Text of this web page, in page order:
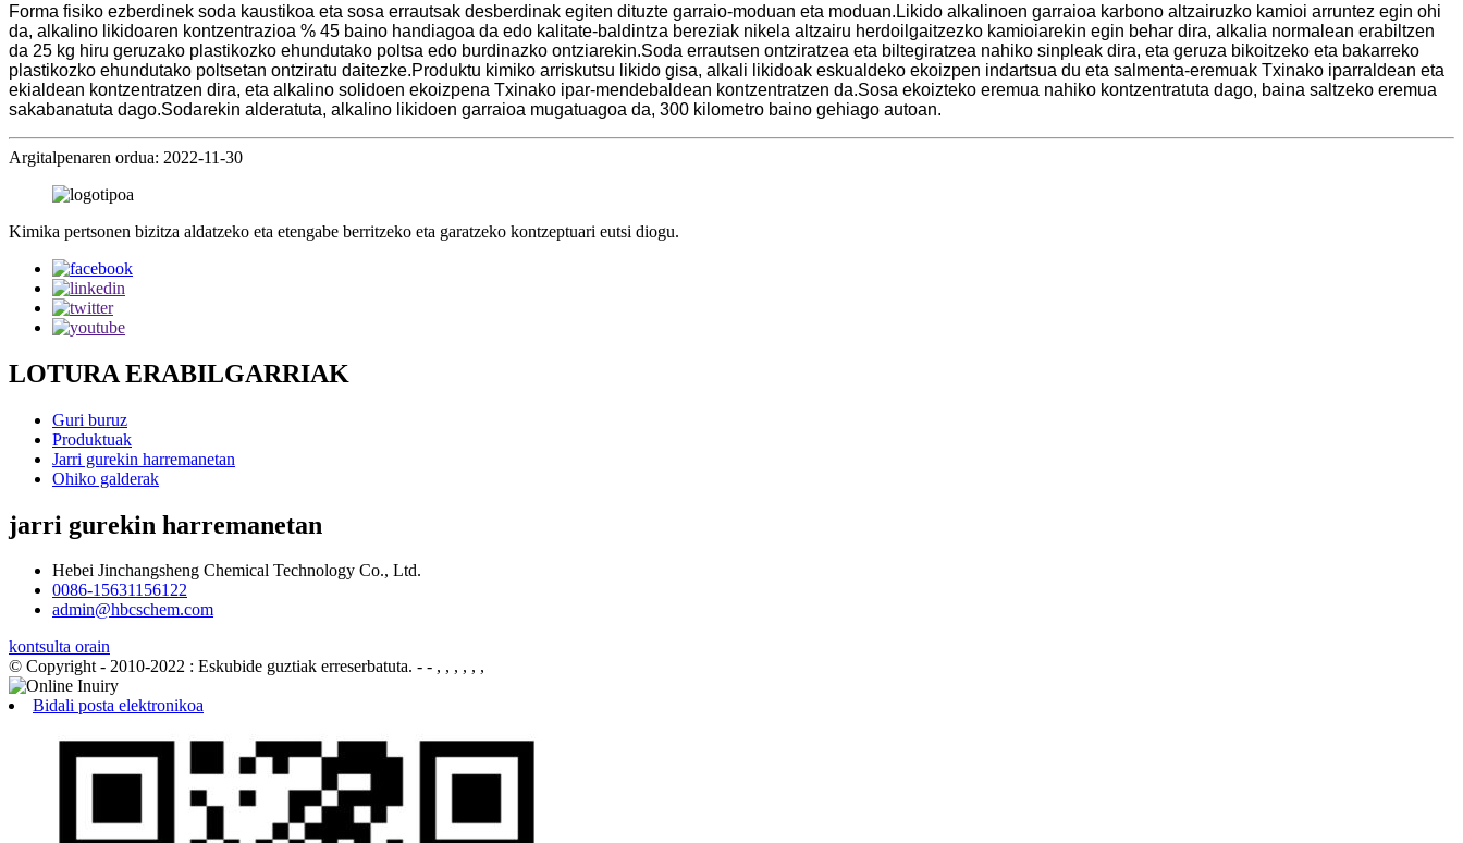
Forma fisiko ezberdinek soda kaustikoa eta sosa errautsak desberdinak egiten dituzte garraio-moduan eta moduan.Likido alkalinoen garraioa karbono altzairuzko kamioi arruntez egin ohi
da, alkalino likidoaren kontzentrazioa % 45 baino handiagoa da edo kalitate-baldintza bereziak nikela altzairu herdoilgaitzezko kamioiarekin egin behar dira, alkalia normalean erabiltzen
da 25 kg hiru geruzako plastikozko ehundutako poltsa edo burdinazko ontziarekin.Soda errautsen ontziratzea eta biltegiratzea nahiko sinpleak dira, eta geruza bikoitzeko eta bakarreko
plastikozko ehundutako poltsetan ontziratu daitezke.Produktu kimiko arriskutsu likido gisa, alkali likidoak eskualdeko ekoizpen indartsua du eta salmenta-eremuak Txinako iparraldean eta
ekialdean kontzentratzen dira, eta alkalino solidoen ekoizpena Txinako ipar-mendebaldean kontzentratzen da.Sosa ekoizteko eremua nahiko kontzentratuta dago, baina saltzeko eremua
sakabanatuta dago.Sodarekin alderatuta, alkalino likidoen garraioa mugatuagoa da, 300 kilometro baino gehiago autoan.
Argitalpenaren ordua: 2022-11-30
Kimika pertsonen bizitza aldatzeko eta etengabe berritzeko eta garatzeko kontzeptuari eutsi diogu.
LOTURA ERABILGARRIAK
Guri buruz
Produktuak
Jarri gurekin harremanetan
Ohiko galderak
jarri gurekin harremanetan
Hebei Jinchangsheng Chemical Technology Co., Ltd.
0086-15631156122
admin@hbcschem.com
kontsulta orain
© Copyright - 2010-2022 : Eskubide guztiak erreserbatuta. - - , , , , , ,
Bidali posta elektronikoa